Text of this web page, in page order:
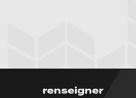
renseigner